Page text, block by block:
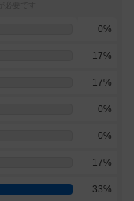
0%
17%
17%
0%
0%
17%
33%